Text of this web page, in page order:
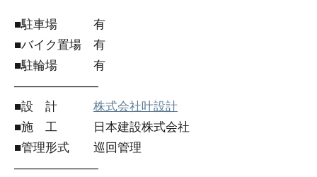
■駐車場 有
■バイク置場 有
■駐輪場 有
―――――――
■設 計 株式会社叶設計
■施 工 日本建設株式会社
■管理形式 巡回管理
―――――――